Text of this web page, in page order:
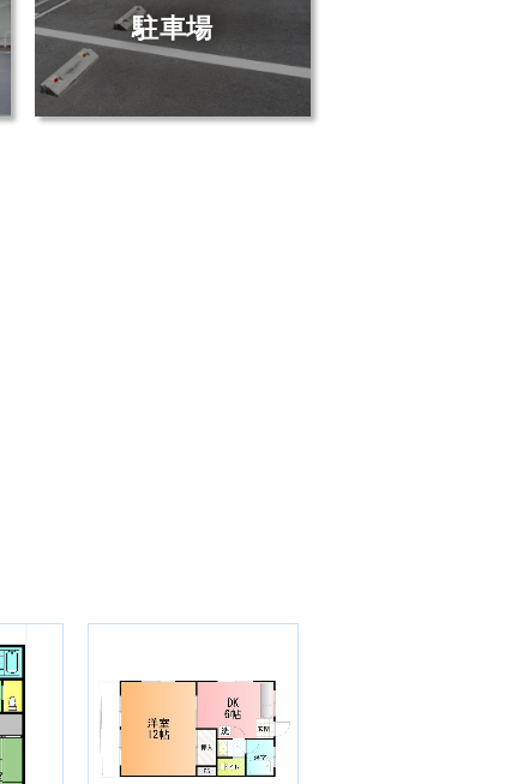
駐車場